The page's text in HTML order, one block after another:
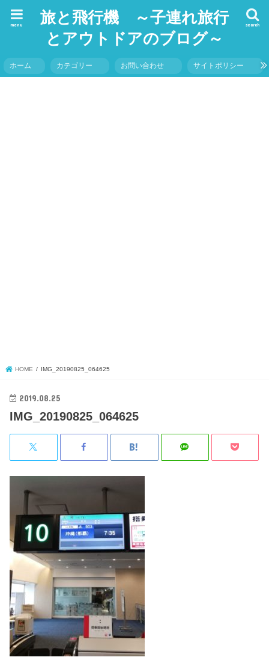
旅と飛行機 ～子連れ旅行
とアウトドアのブログ～
search
menu
ホーム カテゴリー お問い合わせ サイトポリシー
HOME IMG_20190825_064625
2019.08.25
IMG_20190825_064625